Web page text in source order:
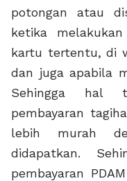
potongan atau
ketika melakukan
kartu tertentu, di
dan juga apabila
Sehingga hal
pembayaran
lebih murah
didapatkan.
pembayaran